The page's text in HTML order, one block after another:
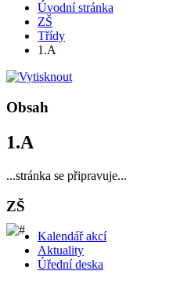
Úvodní stránka
ZŠ
Třídy
1.A
Obsah
1.A
...stránka se připravuje...
ZŠ
Kalendář akcí
Aktuality
Úřední deska